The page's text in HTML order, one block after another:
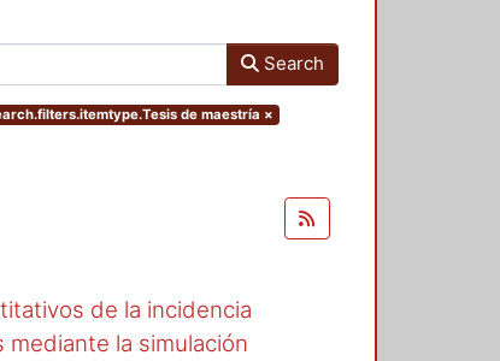
Search
de maestría ×
de la incidencia
la simulación